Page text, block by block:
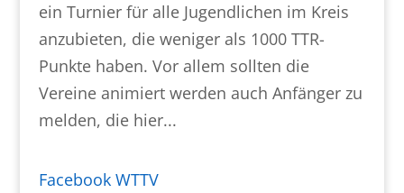
ein Turnier für alle Jugendlichen im Kreis
anzubieten, die weniger als 1000 TTR-
Punkte haben. Vor allem sollten die
Vereine animiert werden auch Anfänger zu
melden, die hier...
Facebook WTTV